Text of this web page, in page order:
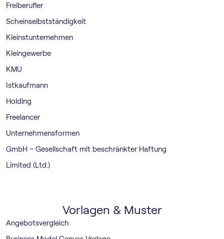
Freiberufler
Scheinselbstständigkeit
Kleinstunternehmen
Kleingewerbe
KMU
Istkaufmann
Holding
Freelancer
Unternehmensformen
GmbH – Gesellschaft mit beschränkter Haftung
Limited (Ltd.)
Vorlagen & Muster
Angebotsvergleich